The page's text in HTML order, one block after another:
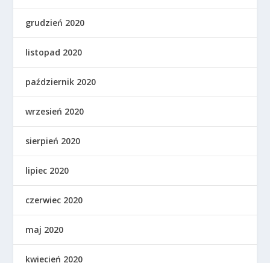
grudzień 2020
listopad 2020
październik 2020
wrzesień 2020
sierpień 2020
lipiec 2020
czerwiec 2020
maj 2020
kwiecień 2020